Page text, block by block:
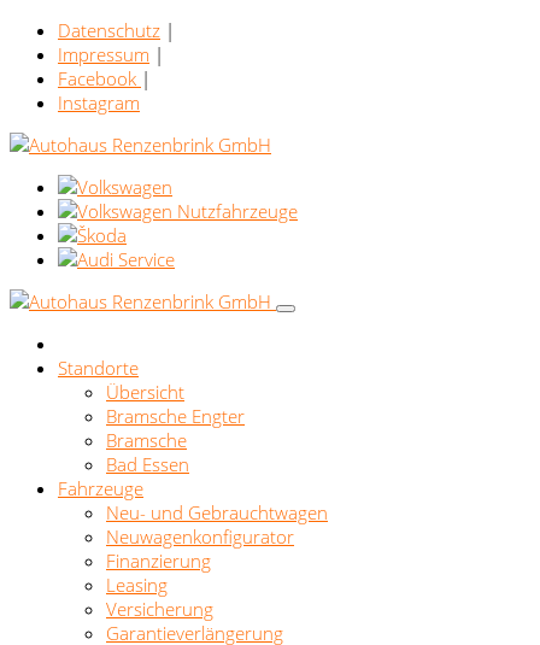
Datenschutz |
Impressum |
Facebook |
Instagram
Standorte
Übersicht
Bramsche Engter
Bramsche
Bad Essen
Fahrzeuge
Neu- und Gebrauchtwagen
Neuwagenkonfigurator
Finanzierung
Leasing
Versicherung
Garantieverlängerung